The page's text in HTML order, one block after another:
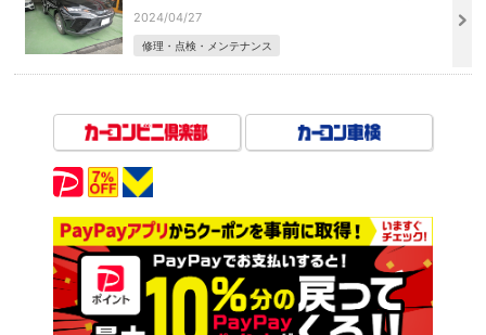
2024/04/27
修理・点検・メンテナンス